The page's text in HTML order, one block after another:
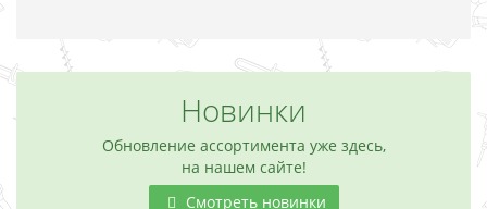
Новинки
Обновление ассортимента уже здесь,
на нашем сайте!
Смотреть новинки